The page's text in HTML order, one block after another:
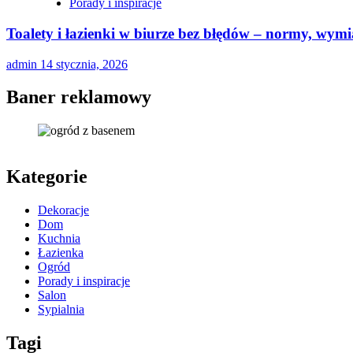
Porady i inspiracje
Toalety i łazienki w biurze bez błędów – normy,
admin 14 stycznia, 2026
Baner reklamowy
Kategorie
Dekoracje
Dom
Kuchnia
Łazienka
Ogród
Porady i inspiracje
Salon
Sypialnia
Tagi